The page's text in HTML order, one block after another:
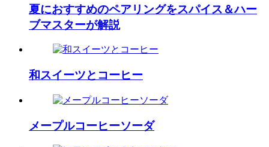
夏におすすめのペアリングをスパイス＆ハー
ブマスター​が解説
和スイーツとコーヒー
メープルコーヒーソーダ